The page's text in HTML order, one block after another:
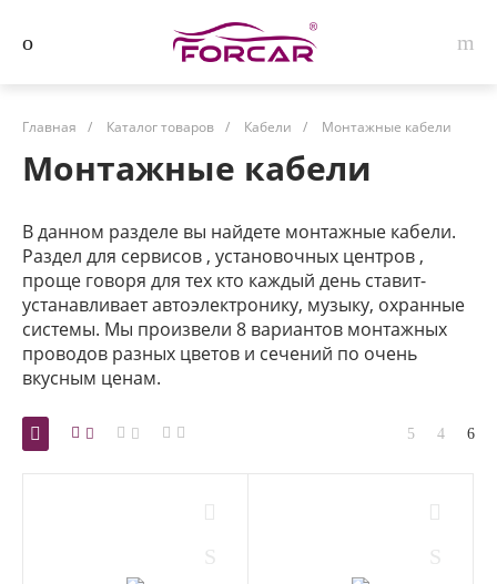
Главная / Каталог товаров / Кабели / Монтажные кабели
Монтажные кабели
В данном разделе вы найдете монтажные кабели.
Раздел для сервисов , установочных центров ,
проще говоря для тех кто каждый день ставит-
устанавливает автоэлектронику, музыку, охранные
системы. Мы произвели 8 вариантов монтажных
проводов разных цветов и сечений по очень
вкусным ценам.